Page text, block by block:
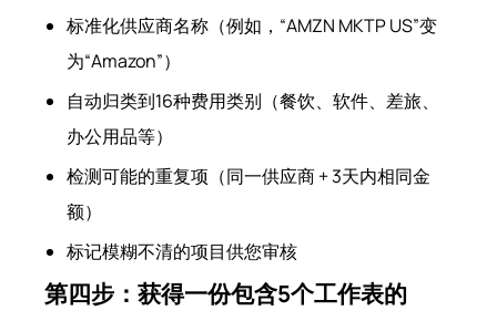
标准化供应商名称（例如，“AMZN MKTP US”变
为“Amazon”）
自动归类到16种费用类别（餐饮、软件、差旅、
办公用品等）
检测可能的重复项（同一供应商 + 3天内相同金
额）
标记模糊不清的项目供您审核
第四步：获得一份包含5个工作表的